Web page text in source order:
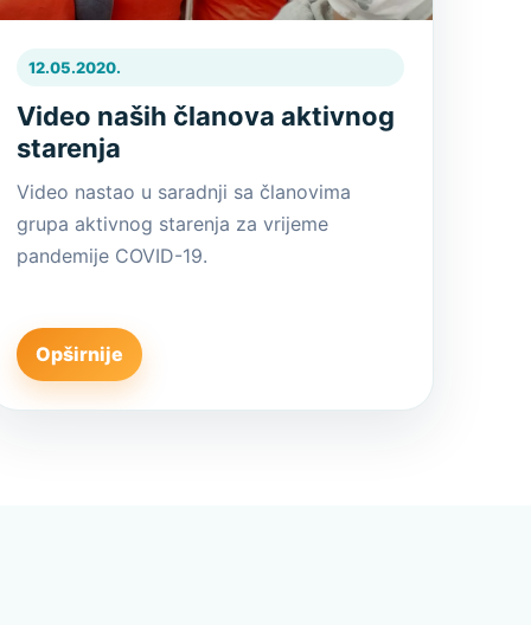
12.05.2020.
Video naših članova aktivnog
starenja
Video nastao u saradnji sa članovima
grupa aktivnog starenja za vrijeme
pandemije COVID-19.
Opširnije